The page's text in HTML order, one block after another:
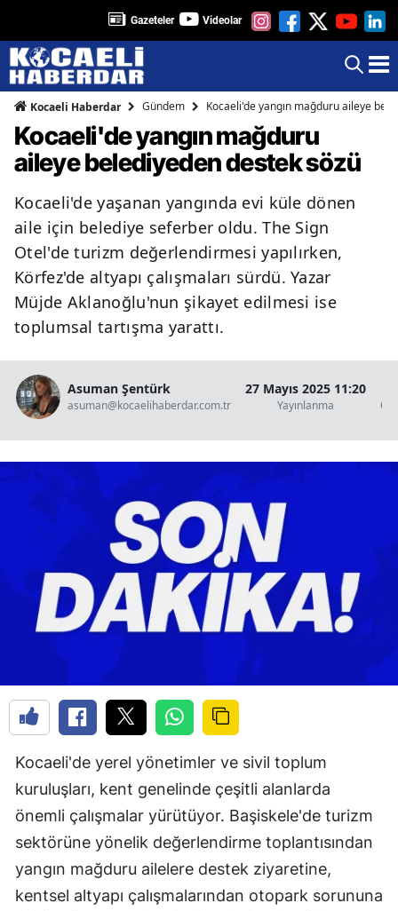
Gazeteler Videolar
Kocaeli Haberdar Gündem Kocaeli'de yangın mağduru aileye
Kocaeli'de yangın mağduru
aileye belediyeden destek sözü
Kocaeli'de yaşanan yangında evi küle dönen
aile için belediye seferber oldu. The Sign
Otel'de turizm değerlendirmesi yapılırken,
Körfez'de altyapı çalışmaları sürdü. Yazar
Müjde Aklanoğlu'nun şikayet edilmesi ise
toplumsal tartışma yarattı.
Asuman Şentürk
asuman@kocaelihaberdar.com.tr
27 Mayıs 2025 11:20
Yayınlanma
Kocaeli'de yerel yönetimler ve sivil toplum
kuruluşları, kent genelinde çeşitli alanlarda
önemli çalışmalar yürütüyor. Başiskele'de turizm
sektörüne yönelik değerlendirme toplantısından
yangın mağduru ailelere destek ziyaretine,
kentsel altyapı çalışmalarından otopark sorununa